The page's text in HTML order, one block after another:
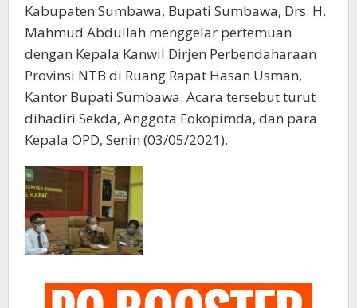
Kabupaten Sumbawa, Bupati Sumbawa, Drs. H.
Mahmud Abdullah menggelar pertemuan
dengan Kepala Kanwil Dirjen Perbendaharaan
Provinsi NTB di Ruang Rapat Hasan Usman,
Kantor Bupati Sumbawa. Acara tersebut turut
dihadiri Sekda, Anggota Fokopimda, dan para
Kepala OPD, Senin (03/05/2021).